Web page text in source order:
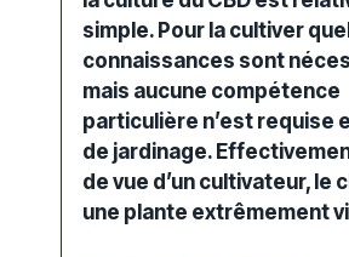
simple. Pour la cultiver
connaissances sont
mais aucune compétence
particulière n’est requise
de jardinage.
de vue d’un cultivateur, le
une plante extrêmement